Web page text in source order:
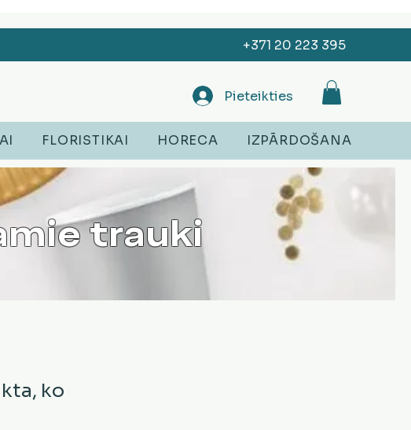
+371 20 223 395
Pieteikties
FLORISTIKAI HORECA IZPĀRDOŠANA
trauki
ko